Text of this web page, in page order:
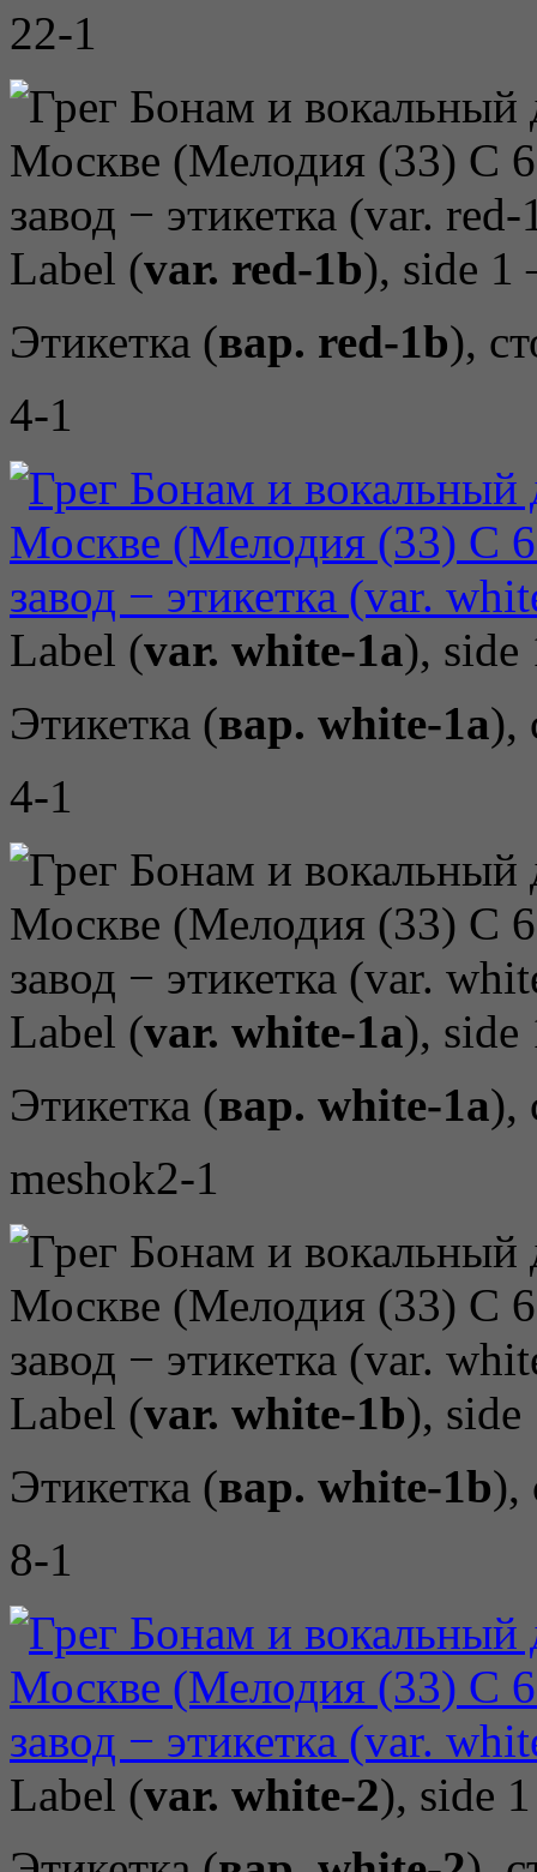
22-1
Label (var. red-1b), side 1
Этикетка (вар. red-1b),
4-1
Label (var. white-1a), side
Этикетка (вар. white-1a),
4-1
Label (var. white-1a), side
Этикетка (вар. white-1a),
meshok2-1
Label (var. white-1b), side
Этикетка (вар. white-1b),
8-1
Label (var. white-2), side 1